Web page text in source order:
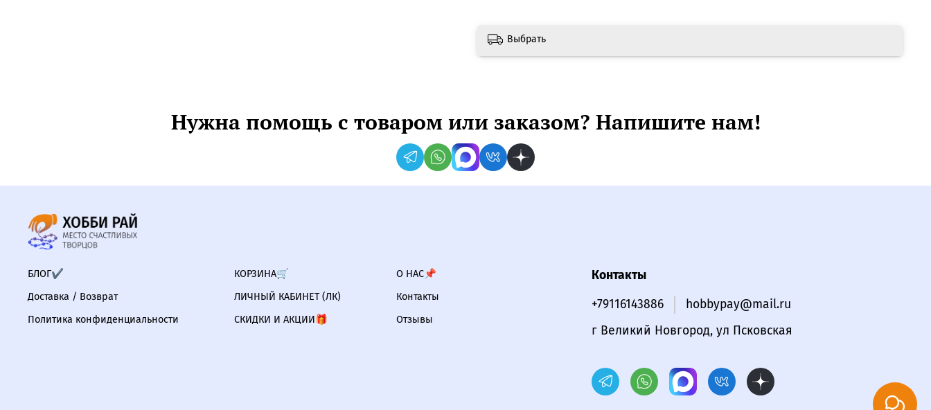
Выбрать
Нужна помощь с товаром или заказом? Напишите нам!
БЛОГ✔
Доставка / Возврат
Политика конфиденциальности
КОРЗИНА🛒
ЛИЧНЫЙ КАБИНЕТ (ЛК)
СКИДКИ И АКЦИИ🎁
О НАС📌
Контакты
Отзывы
Контакты
+79116143886
hobbypay@mail.ru
г Великий Новгород, ул Псковская